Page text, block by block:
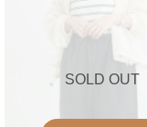
SOLD OUT